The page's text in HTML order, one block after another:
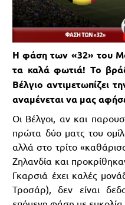
Η φάση των «32» του
τα καλά φωτιά! Το
Βέλγιο αντιμετωπίζει
αναμένεται να μας
Οι Βέλγοι, αν και
πρώτα δύο ματς του
αλλά στο τρίτο
Ζηλανδία και
Γκαρσιά έχει καλές
Τροσάρ), δεν είναι